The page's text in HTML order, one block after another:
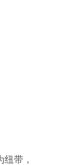
带，